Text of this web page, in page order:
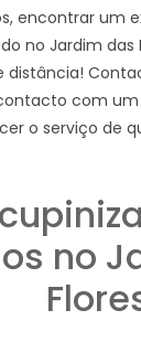
encontrar um
no Jardim das
distância!
com um
o serviço de
no